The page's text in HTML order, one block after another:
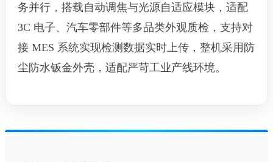
务并行，搭载自动调焦与光源自适应模块，适配
3C 电子、汽车零部件等多品类外观质检，支持对
接 MES 系统实现检测数据实时上传，整机采用防
尘防水钣金外壳，适配严苛工业产线环境。